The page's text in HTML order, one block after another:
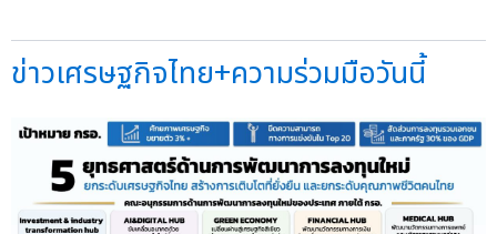
ข่าวเศรษฐกิจไทย+ความร่วมมือวันนี้